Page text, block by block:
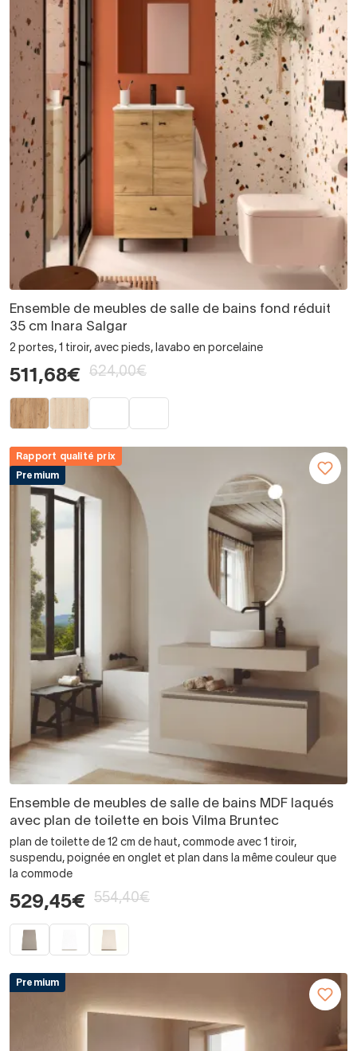
Ensemble de meubles de salle de bains fond réduit
35 cm Inara Salgar
2 portes, 1 tiroir, avec pieds, lavabo en porcelaine
511,68€ 624,00€
Rapport qualité prix
Premium
Ensemble de meubles de salle de bains MDF laqués
avec plan de toilette en bois Vilma Bruntec
plan de toilette de 12 cm de haut, commode avec 1 tiroir,
suspendu, poignée en onglet et plan dans la même couleur que
la commode
529,45€ 554,40€
Premium